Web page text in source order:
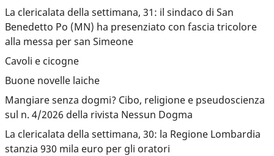
La clericalata della settimana, 31: il sindaco di San
Benedetto Po (MN) ha presenziato con fascia tricolore
alla messa per san Simeone
Cavoli e cicogne
Buone novelle laiche
Mangiare senza dogmi? Cibo, religione e pseudoscienza
sul n. 4/2026 della rivista Nessun Dogma
La clericalata della settimana, 30: la Regione Lombardia
stanzia 930 mila euro per gli oratori